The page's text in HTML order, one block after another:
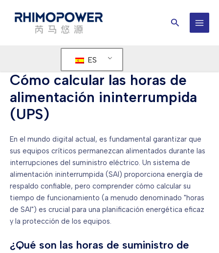
Buscar
ES
Cómo calcular las horas de
alimentación ininterrumpida
(UPS)
En el mundo digital actual, es fundamental garantizar que
sus equipos críticos permanezcan alimentados durante las
interrupciones del suministro eléctrico. Un sistema de
alimentación ininterrumpida (SAI) proporciona energía de
respaldo confiable, pero comprender cómo calcular su
tiempo de funcionamiento (a menudo denominado "horas
de SAI") es crucial para una planificación energética eficaz
y la protección de los equipos.
¿Qué son las horas de suministro de